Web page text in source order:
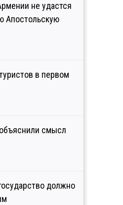
не удастся
Апостольскую
в первом
смысл
должно